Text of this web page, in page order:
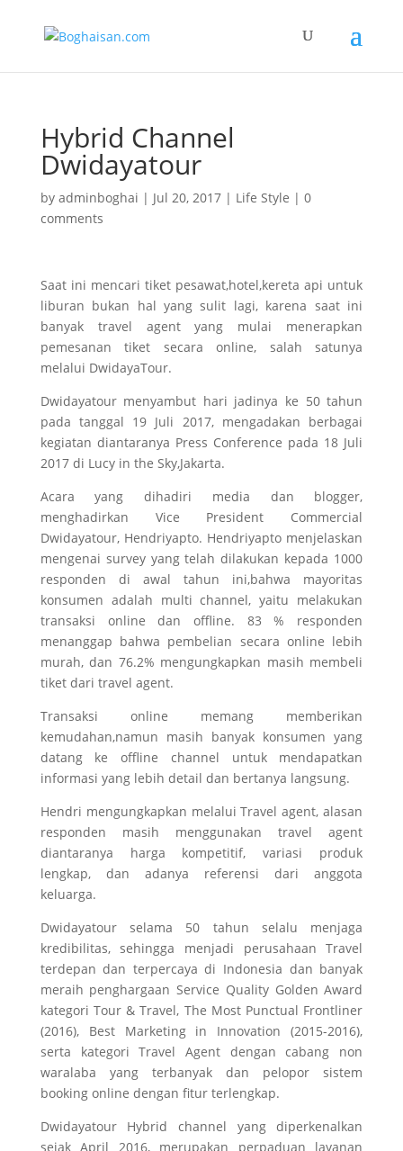
Hybrid Channel
Dwidayatour
by adminboghai | Jul 20, 2017| Life Style | 0
comments
Saat ini mencari tiket pesawat,hotel,kereta api untuk
liburan bukan hal yang sulit lagi, karena saat ini
banyak travel agent yang mulai menerapkan
pemesanan tiket secara online, salah satunya
melalui DwidayaTour.
Dwidayatour menyambut hari jadinya ke 50 tahun
pada tanggal 19 Juli 2017, mengadakan berbagai
kegiatan diantaranya Press Conference pada 18 Juli
2017 di Lucy in the Sky,Jakarta.
Acara yang dihadiri media dan blogger,
menghadirkan Vice President Commercial
Dwidayatour, Hendriyapto. Hendriyapto menjelaskan
mengenai survey yang telah dilakukan kepada 1000
responden di awal tahun ini,bahwa mayoritas
konsumen adalah multi channel, yaitu melakukan
transaksi online dan offline. 83 % responden
menanggap bahwa pembelian secara online lebih
murah, dan 76.2% mengungkapkan masih membeli
tiket dari travel agent.
Transaksi online memang memberikan
kemudahan,namun masih banyak konsumen yang
datang ke offline channel untuk mendapatkan
informasi yang lebih detail dan bertanya langsung.
Hendri mengungkapkan melalui Travel agent, alasan
responden masih menggunakan travel agent
diantaranya harga kompetitif, variasi produk
lengkap, dan adanya referensi dari anggota
keluarga.
Dwidayatour selama 50 tahun selalu menjaga
kredibilitas, sehingga menjadi perusahaan Travel
terdepan dan terpercaya di Indonesia dan banyak
meraih penghargaan Service Quality Golden Award
kategori Tour & Travel, The Most Punctual Frontliner
(2016), Best Marketing in Innovation (2015-2016),
serta kategori Travel Agent dengan cabang non
waralaba yang terbanyak dan pelopor sistem
booking online dengan fitur terlengkap.
Dwidayatour Hybrid channel yang diperkenalkan
sejak April 2016, merupakan perpaduan layanan